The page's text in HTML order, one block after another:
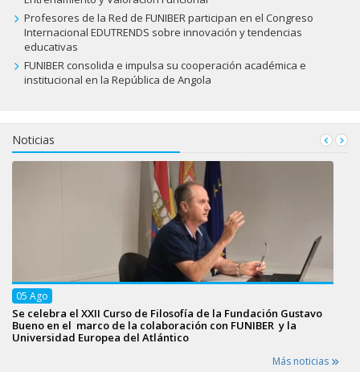
Profesores de la Red de FUNIBER participan en el Congreso
Internacional EDUTRENDS sobre innovación y tendencias
educativas
FUNIBER consolida e impulsa su cooperación académica e
institucional en la República de Angola
Noticias
05 Ago
Se celebra el XXII Curso de Filosofía de la Fundación Gustavo
Bueno en el marco de la colaboración con FUNIBER y la
Universidad Europea del Atlántico
Más noticias